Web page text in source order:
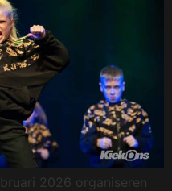
2026 organiseren